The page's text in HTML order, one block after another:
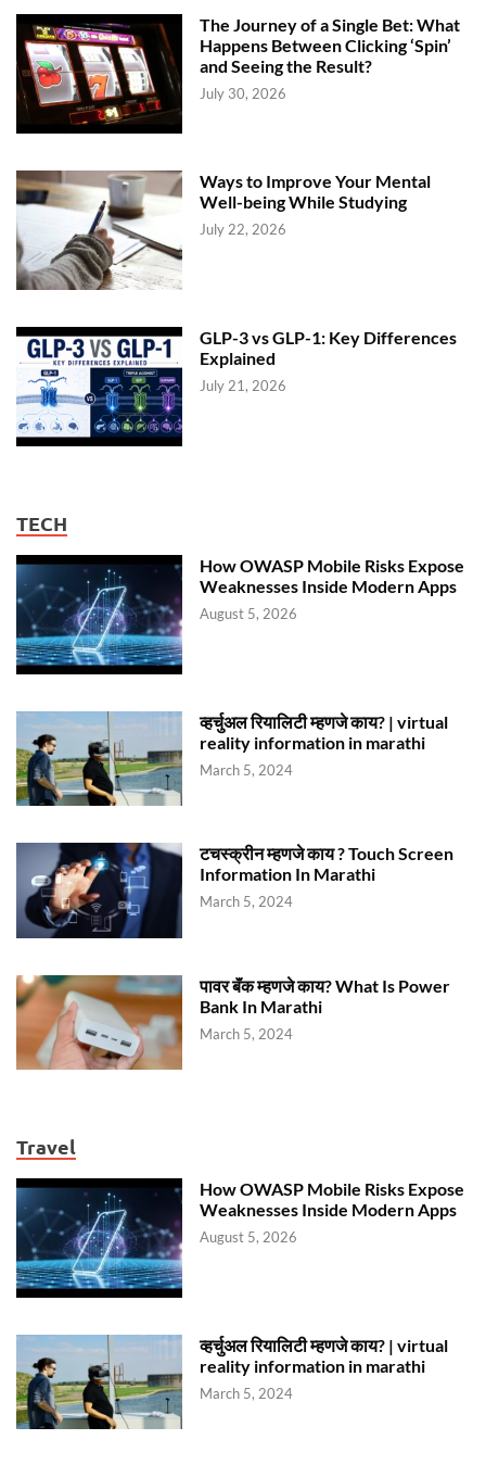
The Journey of a Single Bet: What
Happens Between Clicking ‘Spin’
and Seeing the Result?
July 30, 2026
Ways to Improve Your Mental
Well-being While Studying
July 22, 2026
GLP-3 vs GLP-1: Key Differences
Explained
July 21, 2026
TECH
How OWASP Mobile Risks Expose
Weaknesses Inside Modern Apps
August 5, 2026
व्हर्चुअल रियालिटी म्हणजे काय? | virtual
reality information in marathi
March 5, 2024
टचस्क्रीन म्हणजे काय ? Touch Screen
Information In Marathi
March 5, 2024
पावर बॅंक म्हणजे काय? What Is Power
Bank In Marathi
March 5, 2024
Travel
How OWASP Mobile Risks Expose
Weaknesses Inside Modern Apps
August 5, 2026
व्हर्चुअल रियालिटी म्हणजे काय? | virtual
reality information in marathi
March 5, 2024